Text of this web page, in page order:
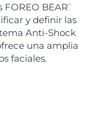
BEAR ™
y definir las
Anti-Shock
una amplia
faciales.